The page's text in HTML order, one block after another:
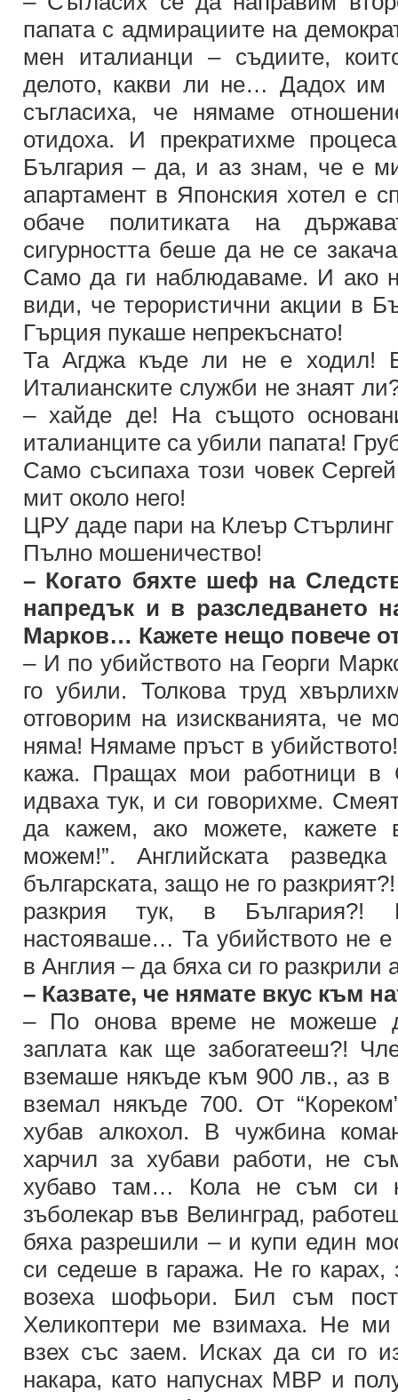
папата с адмирациите на
мен италианци – съдиите,
делото, какви ли не… Дадох им
съгласиха, че нямаме
отидоха. И прекратихме
България – да, и аз знам, че е
апартамент в Японския хотел е
обаче политиката на
сигурността беше да не се
Само да ги наблюдаваме. И ако
види, че терористични акции в
Гърция пукаше непрекъснато!
Та Агджа къде ли не е ходил!
Италианските служби не знаят
– хайде де! На същото
италианците са убили папата!
Само съсипаха този човек
мит около него!
ЦРУ даде пари на Клеър
Пълно мошеничество!
– Когато бяхте шеф на
напредък и в разследването
Марков… Кажете нещо повече
– И по убийството на Георги
го убили. Толкова труд
отговорим на изискванията,
няма! Нямаме пръст в
кажа. Пращах мои работници в
идваха тук, и си говорихме.
да кажем, ако можете, кажете
можем!”. Английската
българската, защо не го
разкрия тук, в България?!
настояваше… Та убийството не
в Англия – да бяха си го разкрили
– Казвате, че нямате вкус към
– По онова време не можеше
заплата как ще забогатееш?!
вземаше някъде към 900 лв., аз
вземал някъде 700. От
хубав алкохол. В чужбина
харчил за хубави работи, не
хубаво там… Кола не съм си
зъболекар във Велинград,
бяха разрешили – и купи един
си седеше в гаража. Не го
возеха шофьори. Бил съм
Хеликоптери ме взимаха. Не
взех със заем. Исках да си го
накара, като напуснах МВР и